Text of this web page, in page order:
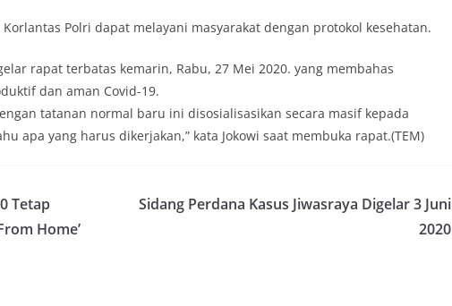
Polri dapat melayani masyarakat dengan protokol kesehatan.
rapat terbatas kemarin, Rabu, 27 Mei 2020. yang membahas
dan aman Covid-19.
tatanan normal baru ini disosialisasikan secara masif kepada
apa yang harus dikerjakan,” kata Jokowi saat membuka rapat.(TEM)
Tetap
Home’
Sidang Perdana Kasus Jiwasraya Digelar 3 Juni
2020